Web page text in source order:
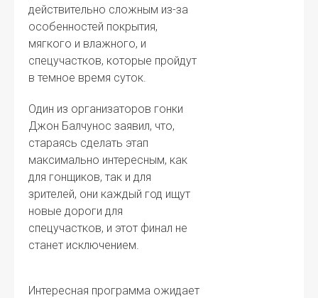
действительно сложным из-за
особенностей покрытия,
мягкого и влажного, и
спецучастков, которые пройдут
в темное время суток.
Один из организаторов гонки
Джон Балчунос заявил, что,
стараясь сделать этап
максимально интересным, как
для гонщиков, так и для
зрителей, они каждый год ищут
новые дороги для
спецучастков, и этот финал не
станет исключением.
Интересная программа ожидает